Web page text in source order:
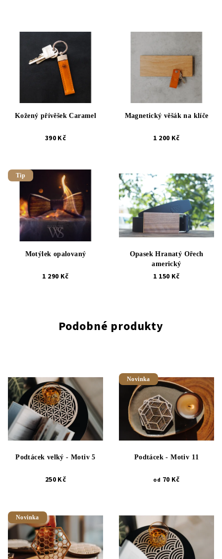
Kožený přívěšek Caramel
390 Kč
Magnetický věšák na klíče
1 200 Kč
Tip
Motýlek opalovaný
1 290 Kč
Opasek Hranatý Ořech
americký
1 150 Kč
Podobné produkty
Podtácek velký - Motiv 5
250 Kč
Novinka
Podtácek - Motiv 11
od 70 Kč
Novinka